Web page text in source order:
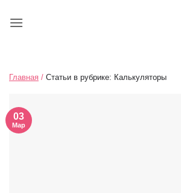
Главная / Статьи в рубрике: Калькуляторы
03
Мар